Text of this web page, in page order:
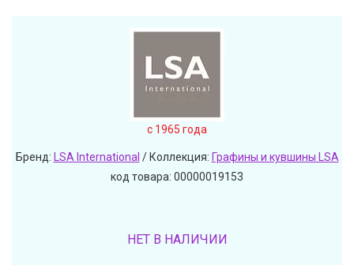
c 1965 года
Бренд: LSA International / Коллекция: Графины и кувшины LSA
код товара: 00000019153
НЕТ В НАЛИЧИИ